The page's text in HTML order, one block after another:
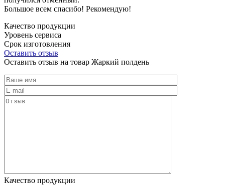
Большое всем спасибо! Рекомендую!
Качество продукции
Уровень сервиса
Срок изготовления
Оставить отзыв
Оставить отзыв на товар Жаркий полдень
Качество продукции